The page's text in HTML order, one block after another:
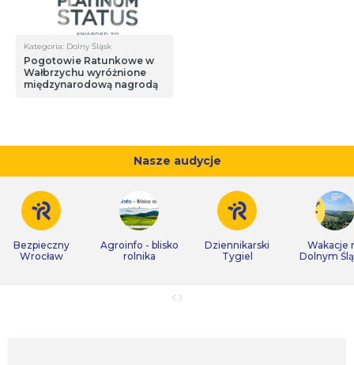
Kategoria: Dolny Śląsk
Pogotowie Ratunkowe w
Wałbrzychu wyróżnione
międzynarodową nagrodą
Nasze audycje
Bezpieczny
Wrocław
Agroinfo - blisko
rolnika
Dziennikarski
Tygiel
Wakacje
Dolnym